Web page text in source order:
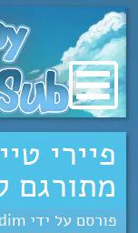
מעבר
לתוכן
מתורגם